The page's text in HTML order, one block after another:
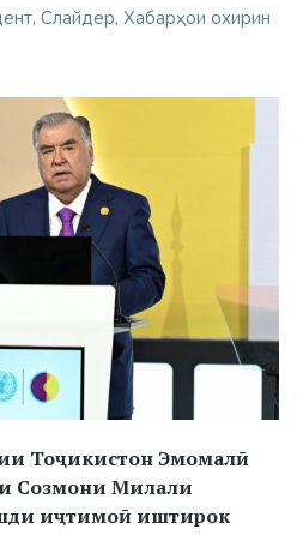
, Слайдер, Хабарҳои охирин
Тоҷикистон Эмомалӣ
Созмони Милали
иҷтимоӣ иштирок